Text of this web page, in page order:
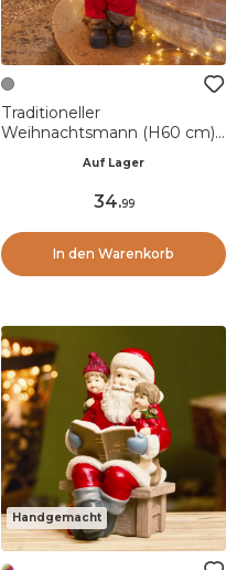
Traditioneller
Weihnachtsmann (H60 cm)
Auf Lager
34.99
In den Warenkorb
Handgemacht